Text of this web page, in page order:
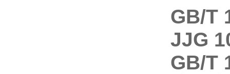
GB/T
JJG
GB/T